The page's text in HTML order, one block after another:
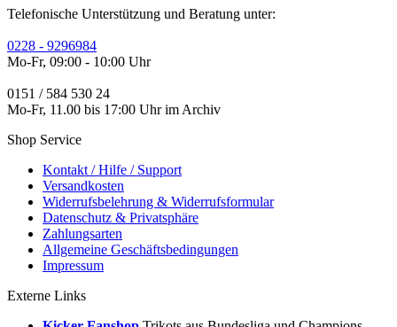
Telefonische Unterstützung und Beratung unter:
0228 - 9296984
Mo-Fr, 09:00 - 10:00 Uhr
0151 / 584 530 24
Mo-Fr, 11.00 bis 17:00 Uhr im Archiv
Shop Service
Kontakt / Hilfe / Support
Versandkosten
Widerrufsbelehrung & Widerrufsformular
Datenschutz & Privatsphäre
Zahlungsarten
Allgemeine Geschäftsbedingungen
Impressum
Externe Links